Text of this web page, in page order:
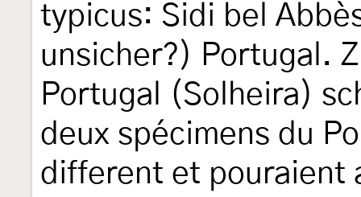
typicus: Sidi bel
unsicher?) Portugal.
Portugal (Solheira)
deux spécimens du
different et pouraient